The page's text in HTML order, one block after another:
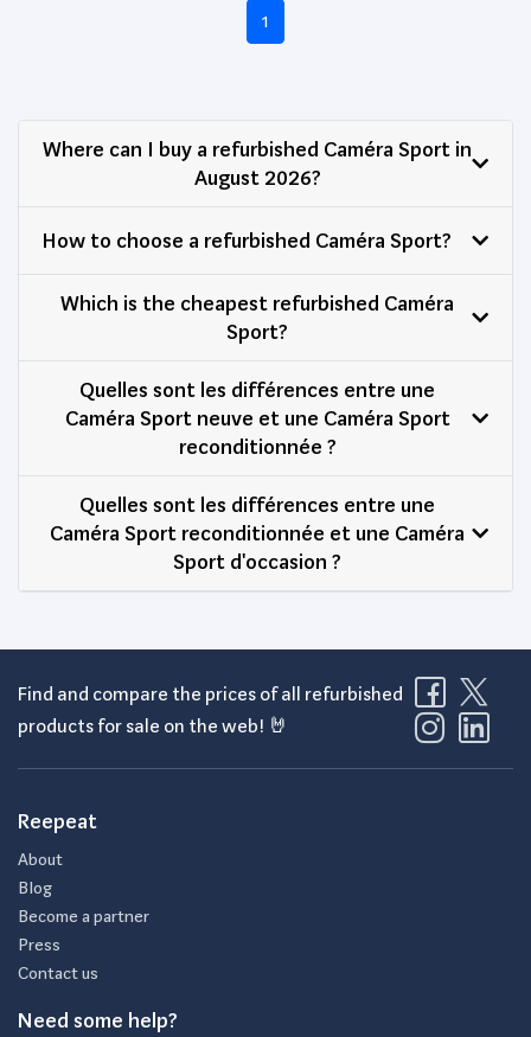
1
Where can I buy a refurbished Caméra Sport in
August 2026?
How to choose a refurbished Caméra Sport?
Which is the cheapest refurbished Caméra
Sport?
Quelles sont les différences entre une
Caméra Sport neuve et une Caméra Sport
reconditionnée ?
Quelles sont les différences entre une
Caméra Sport reconditionnée et une Caméra
Sport d'occasion ?
Find and compare the prices of all refurbished
products for sale on the web! 🤘
Reepeat
About
Blog
Become a partner
Press
Contact us
Need some help?